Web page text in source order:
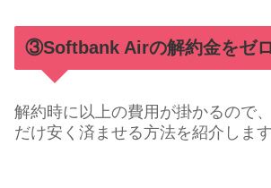
③Softbank Airの解約金をゼ
解約時に以上の費用が掛かるので
だけ安く済ませる方法を紹介します